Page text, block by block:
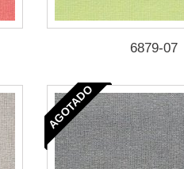
6879-07
AGOTADO